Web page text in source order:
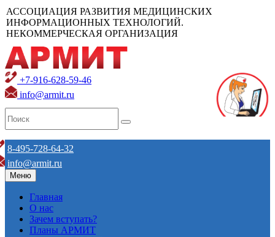
АССОЦИАЦИЯ РАЗВИТИЯ МЕДИЦИНСКИХ
ИНФОРМАЦИОННЫХ ТЕХНОЛОГИЙ.
НЕКОММЕРЧЕСКАЯ ОРГАНИЗАЦИЯ
+7-916-628-59-46
info@armit.ru
8-495-728-64-32
info@armit.ru
Меню
Главная
О нас
Зачем вступать?
Планы АРМИТ